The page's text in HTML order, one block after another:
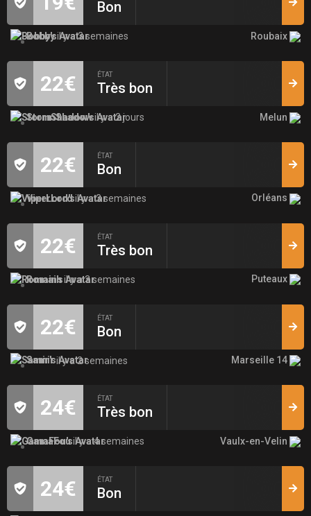
Bon
Bobbyil y a 3 semaines Roubaix
22€ ÉTAT
Très bon
StormShadowil y a 2 jours Melun
22€ ÉTAT
Bon
ViperLordil y a 3 semaines Orléans
22€ ÉTAT
Très bon
Romainil y a 3 semaines Puteaux
22€ ÉTAT
Bon
Samiril y a 2 semaines Marseille 14
24€ ÉTAT
Très bon
GamaFouil y a 4 semaines Vaulx-en-Velin
24€ ÉTAT
Bon